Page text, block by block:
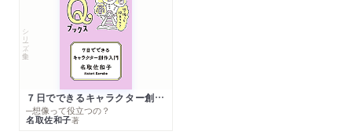
シリーズ・全集
７日でできるキャラクター創作入門
─想像って役立つの？
名取佐和子著